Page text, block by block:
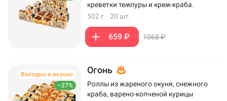
креветки темпуры и крем-краба.
502 г · 20 шт.
659 ₽ 1068 ₽
–27%
Выгодно и вкусно Огонь
Роллы из жареного окуня, снежного
краба, варено-копченой курицы